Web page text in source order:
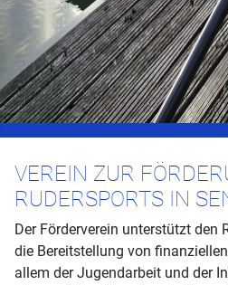
VEREIN ZUR
RUDERSPORTS IN
Der Förderverein unterstützt den
die Bereitstellung von
allem der Jugendarbeit und der